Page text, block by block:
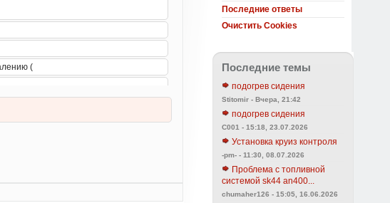
Последние ответы
Очистить Cookies
Последние темы
подогрев сидения
Stitomir - Вчера, 21:42
подогрев сидения
C001 - 15:18, 23.07.2026
Установка круиз контроля
-pm- - 11:30, 08.07.2026
Проблема с топливной
системой sk44 an400...
chumaher126 - 15:05, 16.06.2026